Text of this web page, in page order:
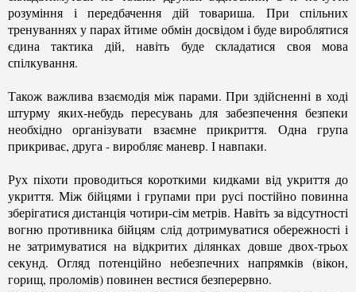
розуміння і передбачення дій товариша. При спільних
тренуваннях у парах йтиме обмін досвідом і буде вироблятися
єдина тактика дій, навіть буде складатися своя мова
спілкування.
Також важлива взаємодія між парами. При здійсненні в ході
штурму яких-небудь пересувань для забезпечення безпеки
необхідно організувати взаємне прикриття. Одна група
прикриває, друга - виробляє маневр. І навпаки.
Рух піхоти проводиться короткими кидками від укриття до
укриття. Між бійцями і групами при русі постійно повинна
зберігатися дистанція чотири-сім метрів. Навіть за відсутності
вогню противника бійцям слід дотримуватися обережності і
не затримуватися на відкритих ділянках довше двох-трьох
секунд. Огляд потенційно небезпечних напрямків (вікон,
горищ, проломів) повинен вестися безперервно.